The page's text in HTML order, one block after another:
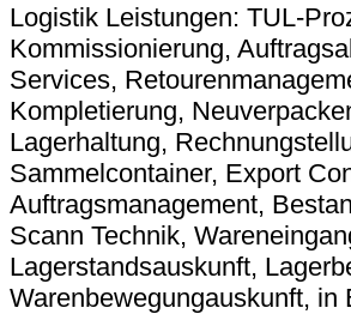
Logistik Leistungen: TUL-
Kommissionierung,
Services,
Kompletierung,
Lagerhaltung,
Sammelcontainer, Export
Auftragsmanagement,
Scann Technik,
Lagerstandsauskunft,
Warenbewegungauskunft,